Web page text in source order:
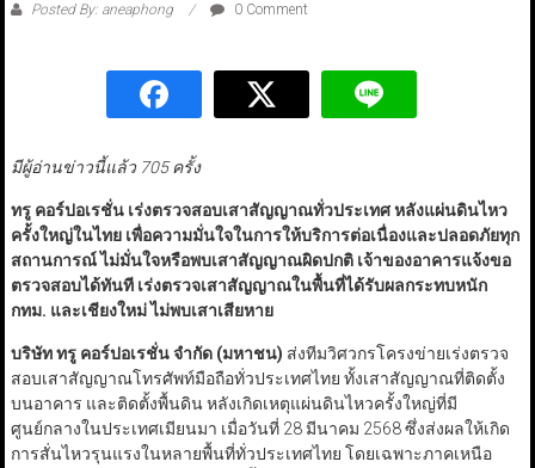
Posted By: aneaphong 0 Comment
มีผู้อ่านข่าวนี้แล้ว 705 ครั้ง
ทรู คอร์ปอเรชั่น เร่งตรวจสอบเสาสัญญาณทั่วประเทศ หลังแผ่นดินไหว
ครั้งใหญ่ในไทย เพื่อความมั่นใจในการให้บริการต่อเนื่องและปลอดภัยทุก
สถานการณ์ ไม่มั่นใจหรือพบเสาสัญญาณผิดปกติ เจ้าของอาคารแจ้งขอ
ตรวจสอบได้ทันที เร่งตรวจเสาสัญญาณในพื้นที่ได้รับผลกระทบหนัก
กทม. และเชียงใหม่ ไม่พบเสาเสียหาย
บริษัท ทรู คอร์ปอเรชั่น จำกัด (มหาชน) ส่งทีมวิศวกรโครงข่ายเร่งตรวจ
สอบเสาสัญญาณโทรศัพท์มือถือทั่วประเทศไทย ทั้งเสาสัญญาณที่ติดตั้ง
บนอาคาร และติดตั้งพื้นดิน หลังเกิดเหตุแผ่นดินไหวครั้งใหญ่ที่มี
ศูนย์กลางในประเทศเมียนมา เมื่อวันที่ 28 มีนาคม 2568 ซึ่งส่งผลให้เกิด
การสั่นไหวรุนแรงในหลายพื้นที่ทั่วประเทศไทย โดยเฉพาะภาคเหนือ